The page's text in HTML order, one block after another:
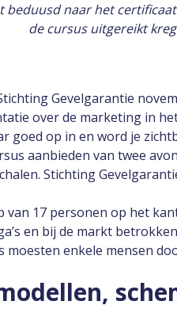
beduusd naar het
de cursus uitgereikt
Gevelgarantie
over de marketing in
goed op in en word je
aanbieden van twee
Stichting
17 personen op het
en bij de markt
moesten enkele mensen